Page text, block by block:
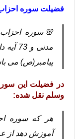
فضیلت سوره
🌸سوره
مدنی و 73 آیه دارد فضیلت آن بخاطر آیه ۵۶؛
پیامبر(ص) می
در فضیلت این
وسلم نقل شده:
هر که سوره
آموزش دهد از